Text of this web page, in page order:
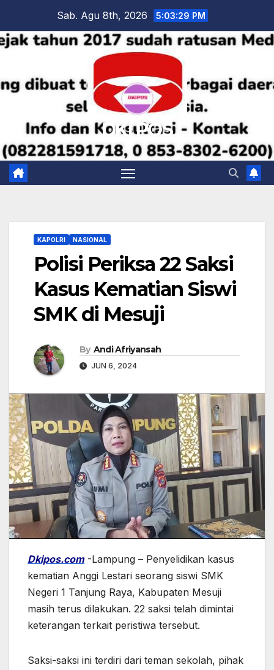
content
Sab. Agu 8th, 2026 5:03:30 PM
DKI POS
KAPOLRI NASIONAL
Polisi Periksa 22 Saksi
Kasus Kematian Siswi
SMK di Mesuji
By Andi Afriyansah
JUN 6, 2024
Dkipos.com-Lampung – Penyelidikan kasus
kematian Anggi Lestari seorang siswi SMK
Negeri 1 Tanjung Raya, Kabupaten Mesuji
masih terus dilakukan. 22 saksi telah dimintai
keterangan terkait peristiwa tersebut.
Saksi-saksi ini terdiri dari teman sekolah, pihak